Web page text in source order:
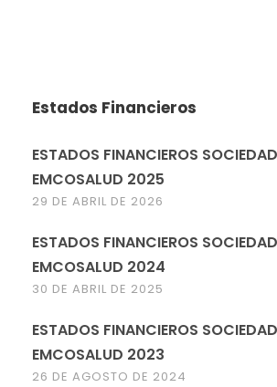
Estados Financieros
ESTADOS FINANCIEROS
EMCOSALUD 2025
29 DE ABRIL DE 2026
ESTADOS FINANCIEROS
EMCOSALUD 2024
30 DE ABRIL DE 2025
ESTADOS FINANCIEROS
EMCOSALUD 2023
26 DE AGOSTO DE 2024